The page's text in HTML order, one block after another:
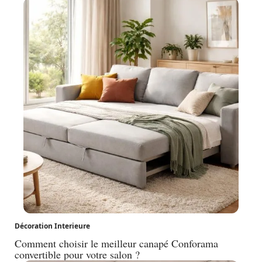
Décoration Interieure
Comment choisir le meilleur canapé Conforama
convertible pour votre salon ?